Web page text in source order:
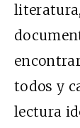
todos y
lectura